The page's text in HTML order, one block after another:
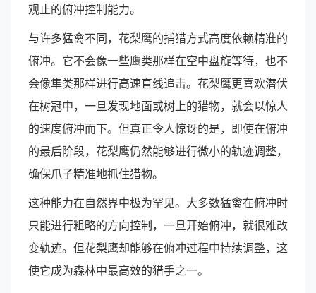
观止的俯冲控制能力。
与许多猛禽不同，花梨鹰的捕猎方式高度依赖精准的
俯冲。它不会像一些鹰类那样在空中盘旋等待，也不
会像隼类那样进行高速直线追击。花梨鹰更喜欢潜伏
在树冠中，一旦发现地面或树上的猎物，就会以惊人
的速度俯冲而下。但真正令人惊讶的是，即使在俯冲
的最后阶段，花梨鹰仍然能够进行微小的轨迹调整，
确保爪子精准地抓住猎物。
这种能力在自然界中极为罕见。大多数猛禽在俯冲时
只能进行粗略的方向控制，一旦开始俯冲，就很难改
变轨迹。但花梨鹰却能够在俯冲过程中持续调整，这
使它成为森林中最高效的猎手之一。